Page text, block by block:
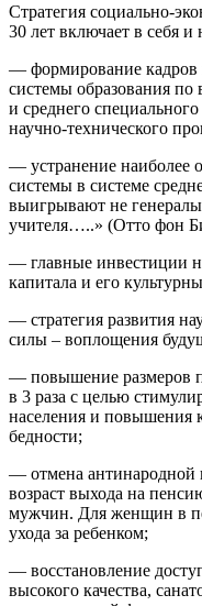
Стратегия социально-
30 лет включает в себя и
— формирование кадров
системы образования по
и среднего
научно-технического
— устранение наиболее
системы в системе
выигрывают не
учителя…..» (Отто фон
— главные инвестиции
капитала и его
— стратегия развития
силы – воплощения
— повышение размеров
в 3 раза с целью
населения и повышения
бедности;
— отмена антинародной
возраст выхода на
мужчин. Для женщин в
ухода за ребенком;
— восстановление
высокого качества,